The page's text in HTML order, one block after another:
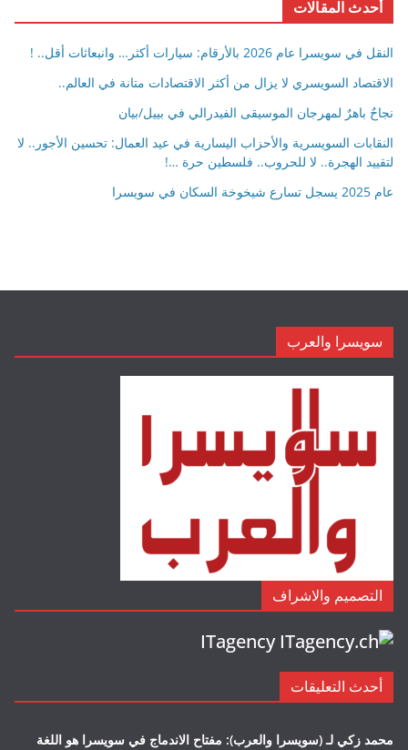
أحدث المقالات
النقل في سويسرا عام 2026 بالأرقام: سيارات أكثر… وانبعاثات أقل.. !
الاقتصاد السويسري لا يزال من أكثر الاقتصادات متانة في العالم..
نجاحٌ باهرٌ لمهرجان الموسيقى الفيدرالي في بييل/بيان
النقابات السويسرية والأحزاب اليسارية في عيد العمال: تحسين الأجور.. لا
لتقييد الهجرة.. لا للحروب.. فلسطين حرة …!
عام 2025 يسجل تسارع شيخوخة السكان في سويسرا
سويسرا والعرب
التصميم والاشراف
ITagency
أحدث التعليقات
محمد زكي لـ (سويسرا والعرب): مفتاح الاندماج في سويسرا هو اللغة